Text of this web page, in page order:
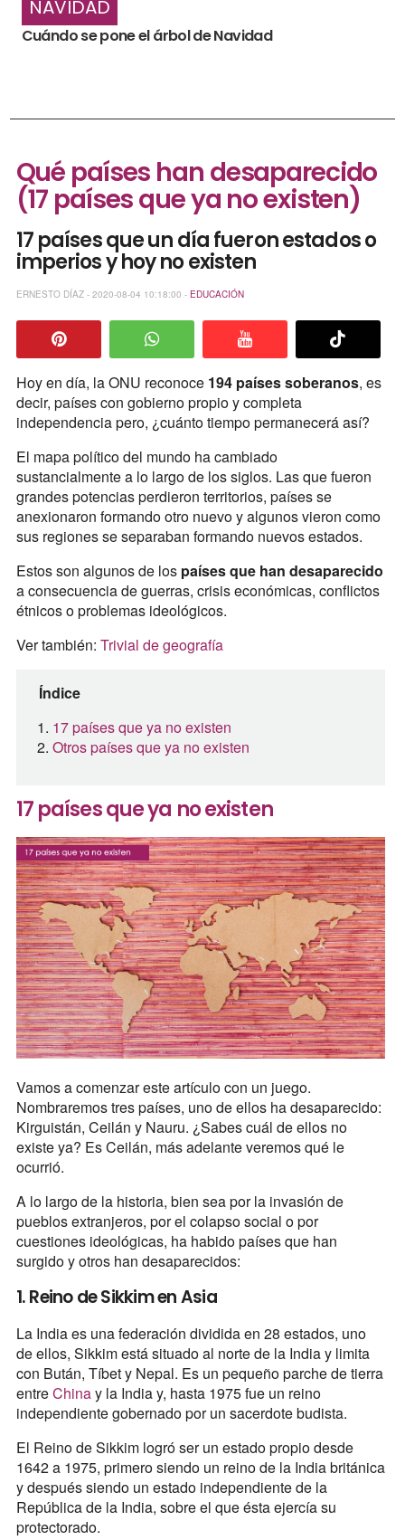
NAVIDAD
Cuándo se pone el árbol de Navidad
Qué países han desaparecido
(17 países que ya no existen)
17 países que un día fueron estados o
imperios y hoy no existen
ERNESTO DÍAZ - 2020-08-04 10:18:00 - EDUCACIÓN
Hoy en día, la ONU reconoce 194 países soberanos, es
decir, países con gobierno propio y completa
independencia pero, ¿cuánto tiempo permanecerá así?
El mapa político del mundo ha cambiado
sustancialmente a lo largo de los siglos. Las que fueron
grandes potencias perdieron territorios, países se
anexionaron formando otro nuevo y algunos vieron como
sus regiones se separaban formando nuevos estados.
Estos son algunos de los países que han desaparecido
a consecuencia de guerras, crisis económicas, conflictos
étnicos o problemas ideológicos.
Ver también: Trivial de geografía
Índice
17 países que ya no existen
Otros países que ya no existen
17 países que ya no existen
Vamos a comenzar este artículo con un juego.
Nombraremos tres países, uno de ellos ha desaparecido:
Kirguistán, Ceilán y Nauru. ¿Sabes cuál de ellos no
existe ya? Es Ceilán, más adelante veremos qué le
ocurrió.
A lo largo de la historia, bien sea por la invasión de
pueblos extranjeros, por el colapso social o por
cuestiones ideológicas, ha habido países que han
surgido y otros han desaparecidos:
1. Reino de Sikkim en Asia
La India es una federación dividida en 28 estados, uno
de ellos, Sikkim está situado al norte de la India y limita
con Bután, Tíbet y Nepal. Es un pequeño parche de tierra
entreChinay la India y, hasta 1975 fue un reino
independiente gobernado por un sacerdote budista.
El Reino de Sikkim logró ser un estado propio desde
1642 a 1975, primero siendo un reino de la India británica
y después siendo un estado independiente de la
República de la India, sobre el que ésta ejercía su
protectorado.